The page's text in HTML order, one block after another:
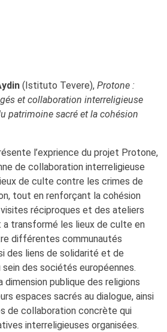
(Istituto Tevere),Protone :
et collaboration interreligieuse
patrimoine sacré et la cohésion
l’exprience du projet Protone,
de collaboration interreligieuse
de culte contre les crimes de
tout en renforçant la cohésion
réciproques et des ateliers
a transformé les lieux de culte en
différentes communautés
des liens de solidarité et de
des sociétés européennes.
dimension publique des religions
espaces sacrés au dialogue, ainsi
de collaboration concrète qui
interreligieuses organisées.